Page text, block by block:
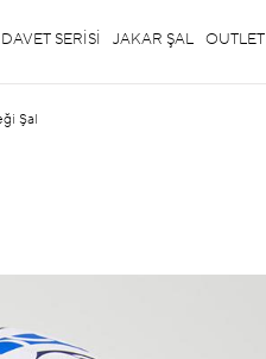
DAVET SERİSİ JAKAR ŞAL OUTLET
Şal